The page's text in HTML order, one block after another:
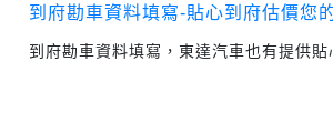
到府勘車資料填寫-貼心到府估價您
到府勘車資料填寫，東達汽車也有提供